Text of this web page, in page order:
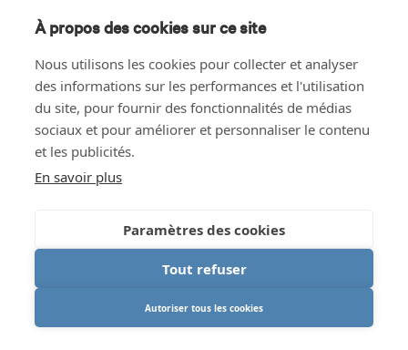
À propos des cookies sur ce site
Nous utilisons les cookies pour collecter et analyser
des informations sur les performances et l'utilisation
du site, pour fournir des fonctionnalités de médias
sociaux et pour améliorer et personnaliser le contenu
et les publicités.
En savoir plus
Paramètres des cookies
Tout refuser
Autoriser tous les cookies